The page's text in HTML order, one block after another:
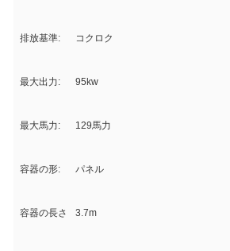
排放基準: コクロク
最大出力: 95kw
最大馬力: 129馬力
容器の形: パネル
容器の長さ 3.7m